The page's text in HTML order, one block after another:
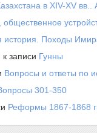
в XIV-XV вв..
история. Походы
к записи Гунны
Вопросы и ответы по
301-350
Реформы 1867-1868